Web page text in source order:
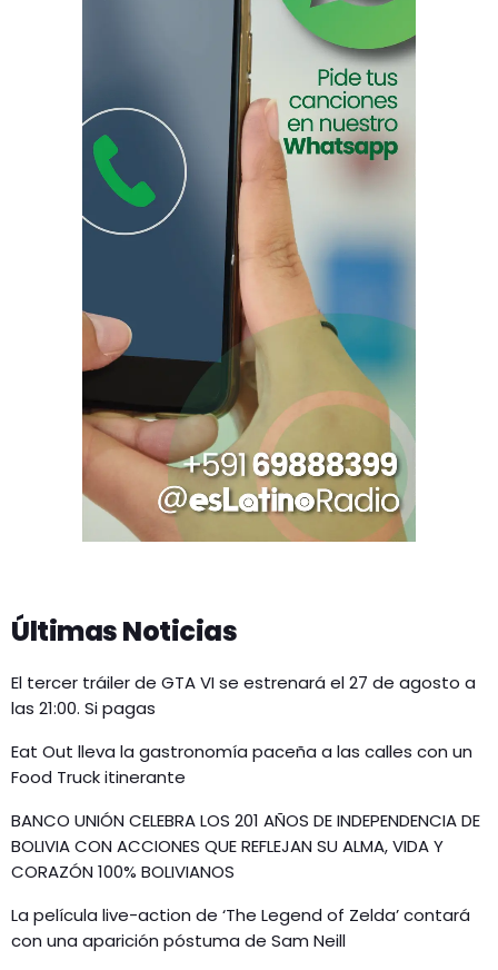
Últimas Noticias
El tercer tráiler de GTA VI se estrenará el 27 de agosto a
las 21:00. Si pagas
Eat Out lleva la gastronomía paceña a las calles con un
Food Truck itinerante
BANCO UNIÓN CELEBRA LOS 201 AÑOS DE INDEPENDENCIA DE
BOLIVIA CON ACCIONES QUE REFLEJAN SU ALMA, VIDA Y
CORAZÓN 100% BOLIVIANOS
La película live-action de ‘The Legend of Zelda’ contará
con una aparición póstuma de Sam Neill